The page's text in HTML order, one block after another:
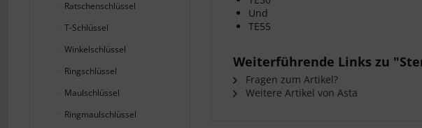
Ratschenschlüssel
T-Schlüssel
Winkelschlüssel
Ringschlüssel
Maulschlüssel
Ringmaulschlüssel
Und
TE55
Weiterführende Links zu
Fragen zum Artikel?
Weitere Artikel von Asta